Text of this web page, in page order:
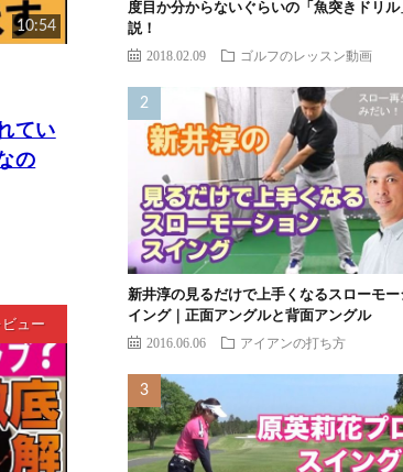
10:54
てい
の
ビュー
度目か分からないぐらいの「魚突きドリル
説！
2018.02.09 ゴルフのレッスン動画
新井淳の見るだけで上手くなるスローモー
イング｜正面アングルと背面アングル
2016.06.06 アイアンの打ち方